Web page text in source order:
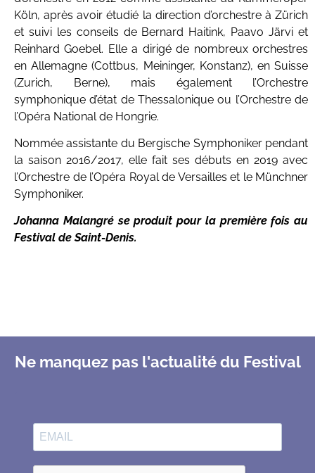
Köln, après avoir étudié la direction d’orchestre à Zürich
et suivi les conseils de Bernard Haitink, Paavo Järvi et
Reinhard Goebel. Elle a dirigé de nombreux orchestres
en Allemagne (Cottbus, Meininger, Konstanz), en Suisse
(Zurich, Berne), mais également l’Orchestre
symphonique d’état de Thessalonique ou l’Orchestre de
l’Opéra National de Hongrie.
Nommée assistante du Bergische Symphoniker pendant
la saison 2016/2017, elle fait ses débuts en 2019 avec
l’Orchestre de l’Opéra Royal de Versailles et le Münchner
Symphoniker.
Johanna Malangré se produit pour la première fois au
Festival de Saint-Denis.
Ne manquez pas l'actualité du Festival